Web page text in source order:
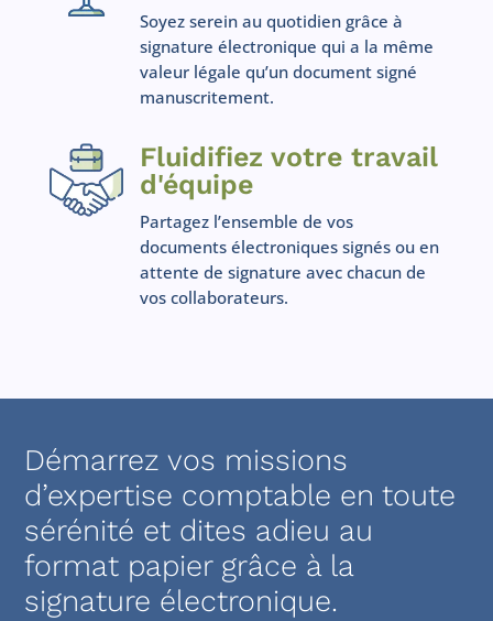
Soyez serein au quotidien grâce à
signature électronique qui a la même
valeur légale qu’un document signé
manuscritement.
Fluidifiez votre travail
d'équipe
Partagez l’ensemble de vos
documents électroniques signés ou en
attente de signature avec chacun de
vos collaborateurs.
Démarrez vos missions
d’expertise comptable en toute
sérénité et dites adieu au
format papier grâce à la
signature électronique.